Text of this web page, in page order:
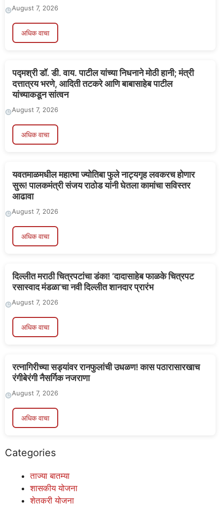
August 7, 2026
अधिक वाचा
पद्मश्री डॉ. डी. वाय. पाटील यांच्या निधनाने मोठी हानी; मंत्री
दत्तात्रय भरणे, आदिती तटकरे आणि बाबासाहेब पाटील
यांच्याकडून सांत्वन
August 7, 2026
अधिक वाचा
यवतमाळमधील महात्मा ज्योतिबा फुले नाट्यगृह लवकरच होणार
सुरू! पालकमंत्री संजय राठोड यांनी घेतला कामांचा सविस्तर
आढावा
August 7, 2026
अधिक वाचा
दिल्लीत मराठी चित्रपटांचा डंका! ‘दादासाहेब फाळके चित्रपट
रसास्वाद मंडळा’चा नवी दिल्लीत शानदार प्रारंभ
August 7, 2026
अधिक वाचा
रत्नागिरीच्या सड्यांवर रानफुलांची उधळण! कास पठारासारखाच
रंगीबेरंगी नैसर्गिक नजराणा
August 7, 2026
अधिक वाचा
Categories
ताज्या बातम्या
शासकीय योजना
शेतकरी योजना